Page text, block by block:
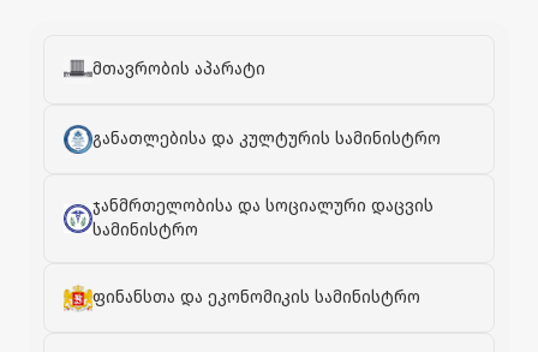
მთავრობის აპარატი
განათლებისა და კულტურის სამინისტრო
ჯანმრთელობისა და სოციალური დაცვის
სამინისტრო
ფინანსთა და ეკონომიკის სამინისტრო